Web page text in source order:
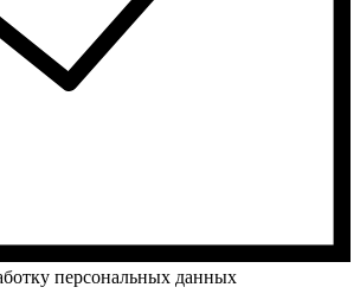
персональных данных